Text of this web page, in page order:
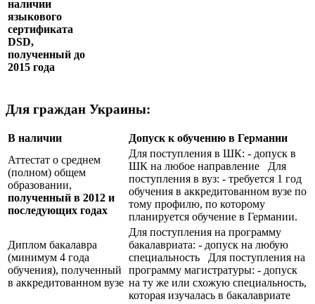
наличии
языкового
сертификата
DSD,
полученный до
2015 года
Для граждан Украины:
В наличии
Допуск к обучению в Германии
Аттестат о среднем
(полном) общем
образовании,
полученный в 2012 и
последующих годах
Для поступления в ШК: - допуск в
ШК на любое направление Для
поступления в вуз: - требуется 1 год
обучения в аккредитованном вузе по
тому профилю, по которому
планируется обучение в Германии.
Диплом бакалавра
(минимум 4 года
обучения), полученный
в аккредитованном вузе
Для поступления на программу
бакалавриата: - допуск на любую
специальность Для поступления на
программу магистратуры: - допуск
на ту же или схожую специальность,
которая изучалась в бакалавриате